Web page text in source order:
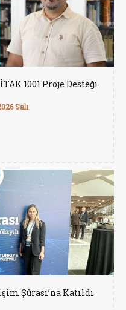
1001 Proje Desteği
Salı
Şûrası’na Katıldı